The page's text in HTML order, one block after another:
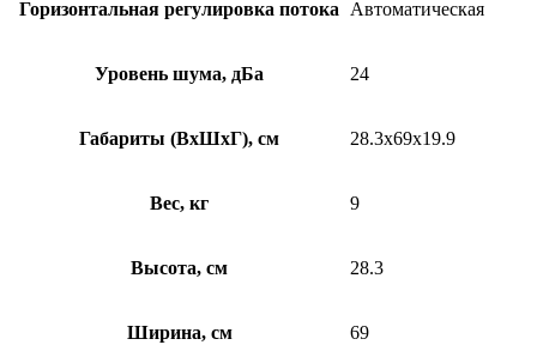
Горизонтальная регулировка потока Автоматическая
Уровень шума, дБа 24
Габариты (ВхШхГ), см 28.3х69х19.9
Вес, кг 9
Высота, см 28.3
Ширина, см 69